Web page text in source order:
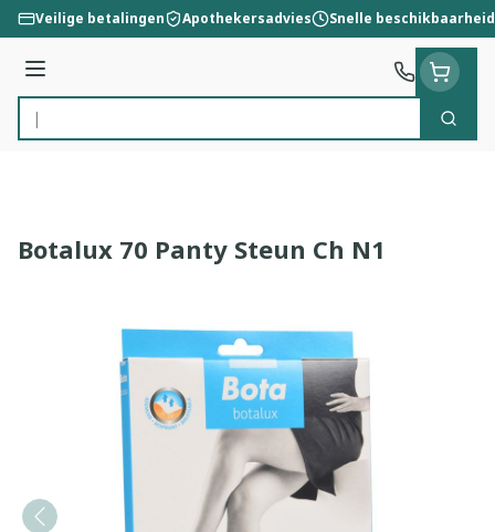
Ga naar de inhoud
Veilige betalingen Apothekersadvies Snelle beschikbaarheid
Menu
Product, merk, categorie...
Zoek
Botalux 70 Panty Steun Ch N1